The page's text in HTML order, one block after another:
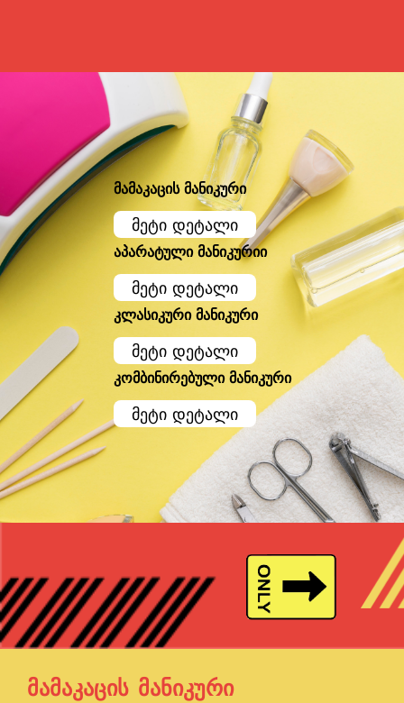
მამაკაცის მანიკური
მეტი დეტალი
აპარატული მანიკურიი
მეტი დეტალი
კლასიკური მანიკური
მეტი დეტალი
კომბინირებული მანიკური
მეტი დეტალი
ᲛᲐᲛᲐᲙᲐᲪᲘᲡ ᲛᲐᲜᲘᲙᲣᲠᲘ